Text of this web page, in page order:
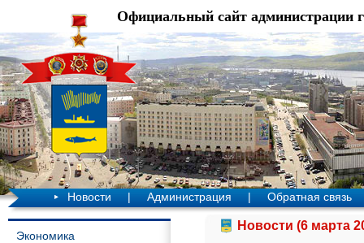
Официальный сайт администрации
Новости | Администрация | Обратная связь
Экономика
Новости (6 марта